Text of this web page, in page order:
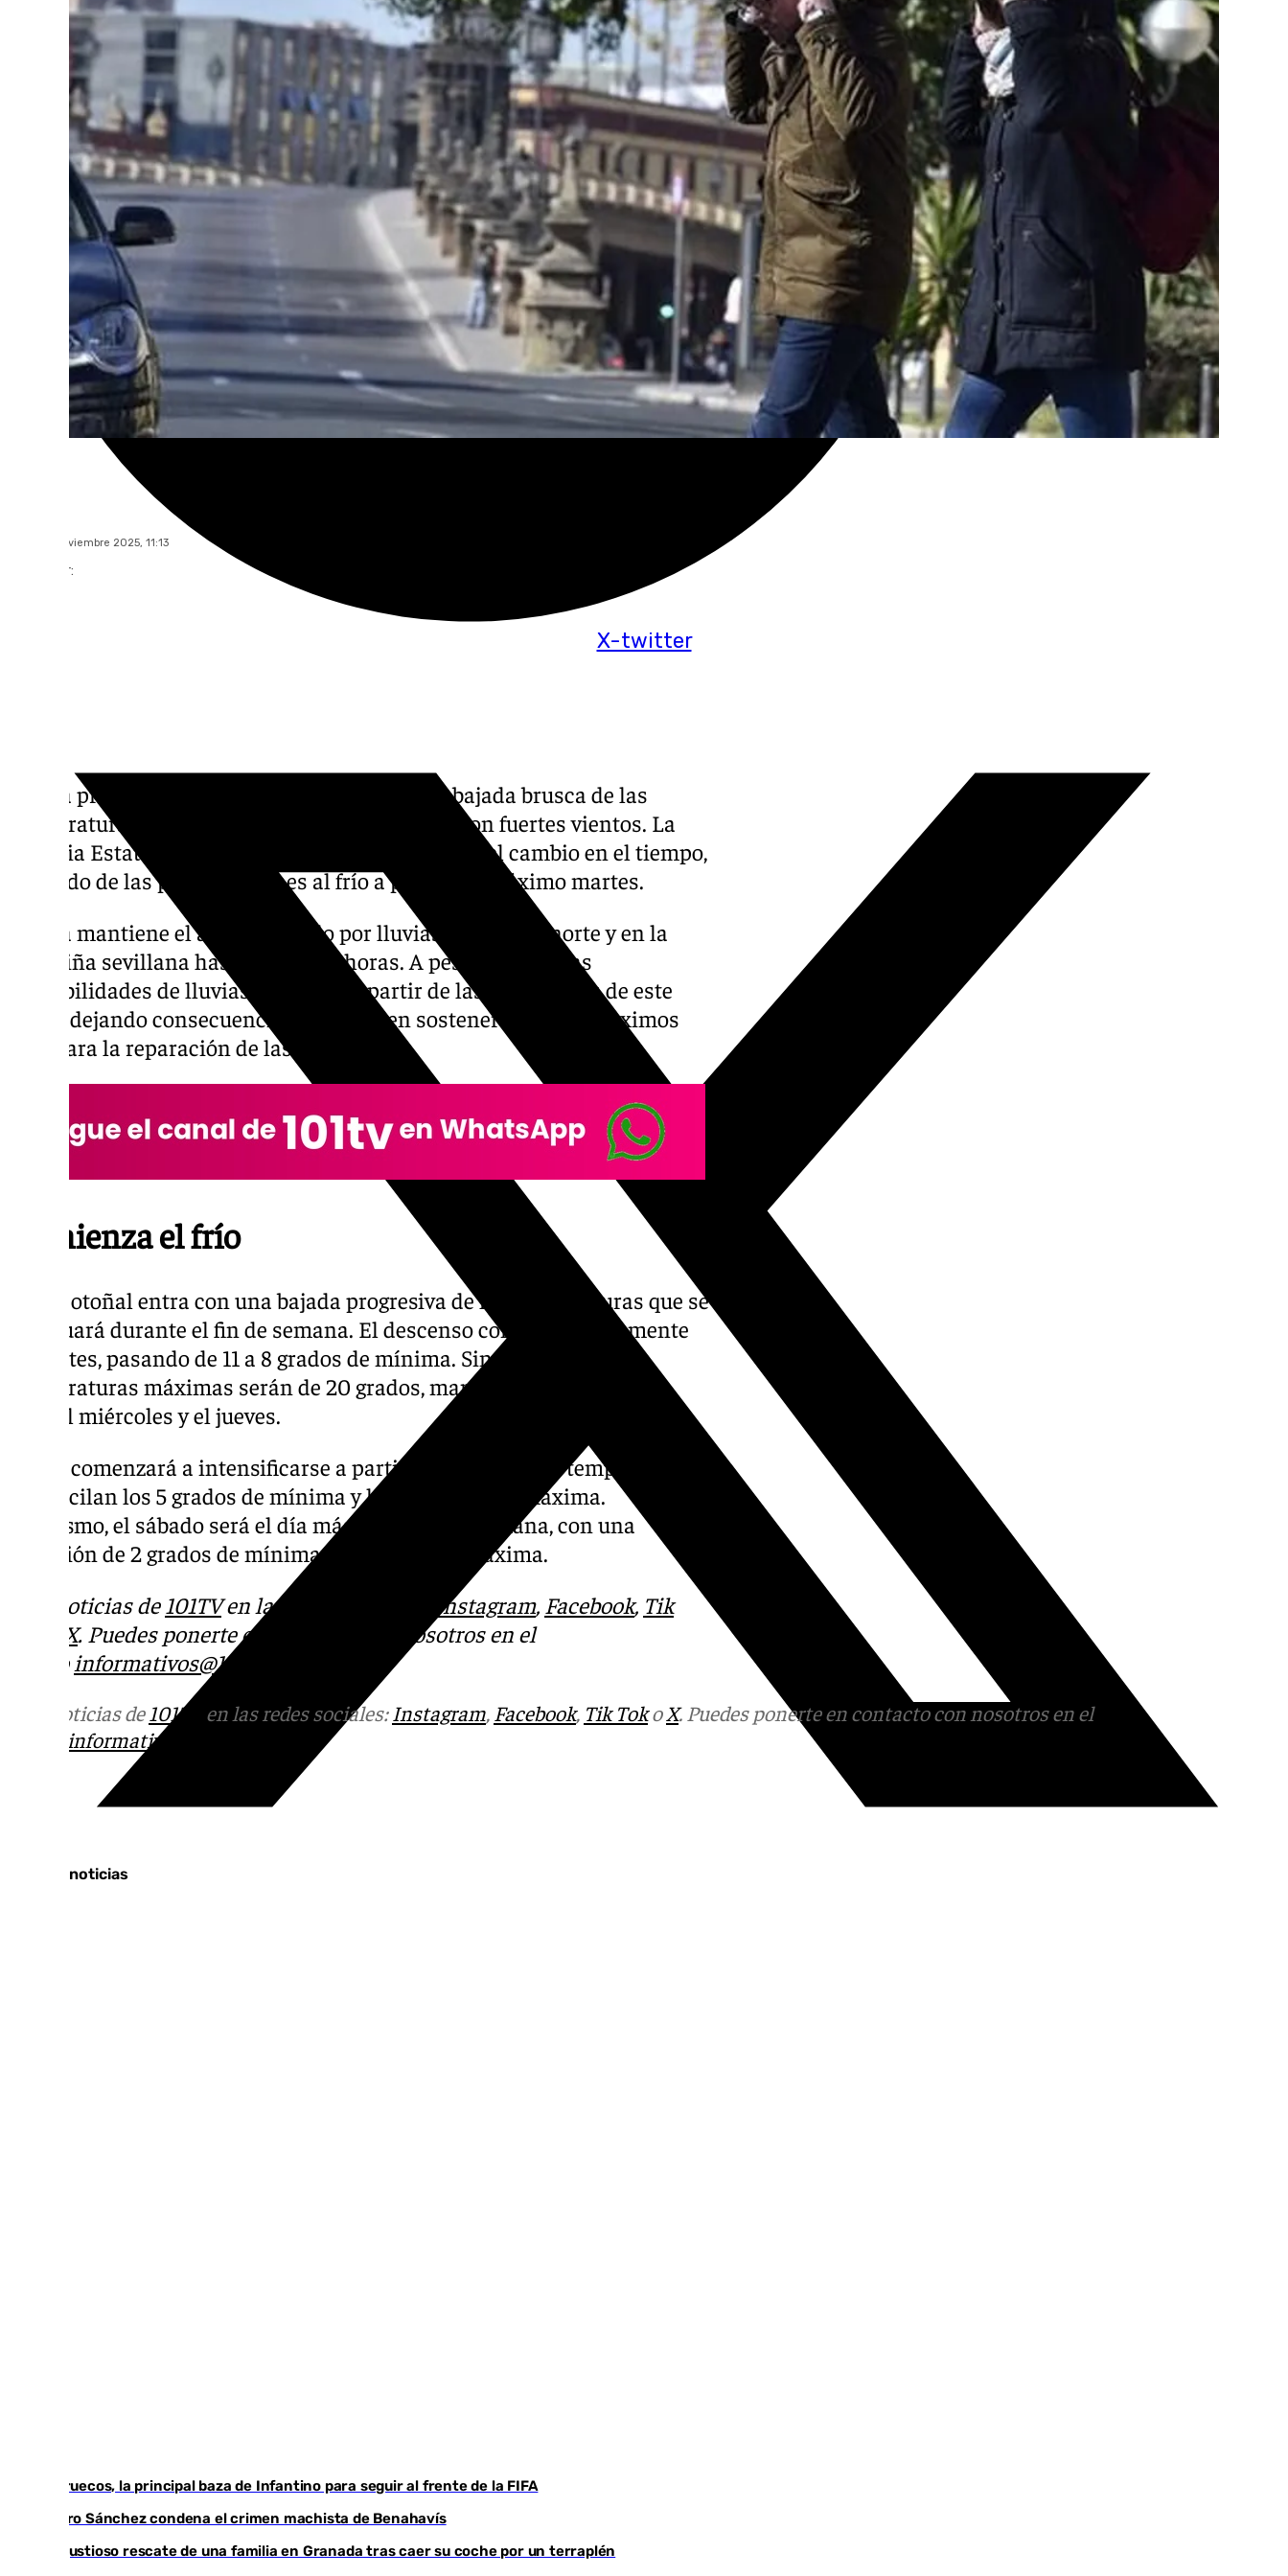
X-twitter
lunes, 17 noviembre 2025, 11:13
Compartir:
Sevilla pronostica el fin de las lluvias con una bajada brusca de las
temperaturas tras unos días pasados por agua con fuertes vientos. La
Agencia Estatal de Meteorología (Aemet) anuncia el cambio en el tiempo,
pasando de las precipitaciones al frío a partir del próximo martes.
Sevilla mantiene el aviso amarillo por lluvias en la zona norte y en la
Campiña sevillana hasta las 12.00 horas. A pesar de esto, las
probabilidades de lluvias terminan a partir de las 18.00 horas de este
lunes, dejando consecuencias que pueden sostenerse en los próximos
días para la reparación de las mismas.
Comienza el frío
El frío otoñal entra con una bajada progresiva de las temperaturas que se
acentuará durante el fin de semana. El descenso comenzará levemente
el martes, pasando de 11 a 8 grados de mínima. Sin embargo, las
temperaturas máximas serán de 20 grados, manteniéndose estables
para el miércoles y el jueves.
El frío comenzará a intensificarse a partir del viernes, con temperaturas
que oscilan los 5 grados de mínima y los 15 grados de máxima.
Asimismo, el sábado será el día más gélido de la semana, con una
previsión de 2 grados de mínima y 14 grados de máxima.
Más noticias de 101TVen las redes sociales: Instagram, Facebook, Tik
X. Puedes ponerte en contacto con nosotros en el
correo informativos@101tv.es
Más noticias de101TV en las redes sociales:Instagram, Facebook, Tik TokoX. Puedes ponerte en contacto con nosotros en el
informativos@101tv.es
Últimas noticias
Marruecos, la principal baza de Infantino para seguir al frente de la FIFA
Pedro Sánchez condena el crimen machista de Benahavís
Angustioso rescate de una familia en Granada tras caer su coche por un terraplén